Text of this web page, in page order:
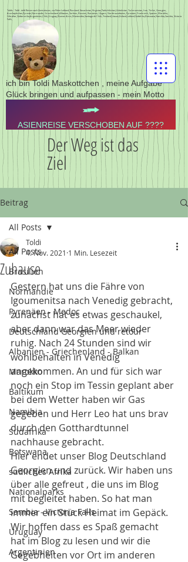
ich bin Toldi Maskottchen , meine Aufgabe
Glück bringen und aufpassen - mein Motto
Toldis - Toldi - toldi Reisen nach Zentralasien, via Polen Lettland, Russland, Kasachstan, Kirgistan,Tadschikistan,Usbekistan, Turkmenistan, Iran, Türkei, Georgien,
Aserbajdschan,Pyrenän,Normandie, Griechenland, Albanien, Serbien, Bosnien, Rumänien, Ungarn, Nordmazedonien, Pyrenäen, Frankreich, Spanien, Marokko,
Gibraltar,Südamerika,Argentinien,Chile,Uruguay,Buenos Aires,Montevideo,Santiago de Chile, Finnland,Litauen,Estland,Lettland,Südafrika,Botswana,Namibia,Sambia, Victoria
Falls,
ASIENREISE VERSCHOBEN AUF ????
Der Weg ist das
Ziel
Beitrag
All Posts
Brasilien
Normandie
Pyrenäen - Medoc
Deutschland Georgien und retour
Albanien - Griechenland - Balkan
Marokko
Baltikum
Namibia
Südafrika
Botswana
südliches Afrika
Nationalparks
Sambia - Victoria Falls
Uruguay
Argentinien
All Posts
Zuhause
Toldi
4. Nov. 2021 1 Min. Lesezeit
Gestern hat uns die Fähre von
Igoumenitsa nach Venedig gebracht,
zunächst hat es etwas geschaukel,
aber dann war das Meer wieder
ruhig. Nach 24 Stunden sind wir
wohlbehalten in Venedig
angekommen. An und für sich war
noch ein Stop im Tessin geplant aber
bei dem Wetter haben wir Gas
gegeben und Herr Leo hat uns brav
durch den Gotthardtunnel
nachhause gebracht.
Hier endet unser Blog Deutschland
Georgien und zurück. Wir haben uns
über alle gefreut , die uns im Blog
mit begleitet haben. So hat man
immer ein Stück Heimat im Gepäck.
Wir hoffen dass es Spaß gemacht
hat im Blog zu lesen und wir die
Gegebheiten vor Ort im anderen